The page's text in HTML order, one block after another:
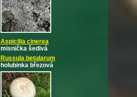
Aspicilia cinerea
misnička šedivá
Russula betularum
holubinka březová